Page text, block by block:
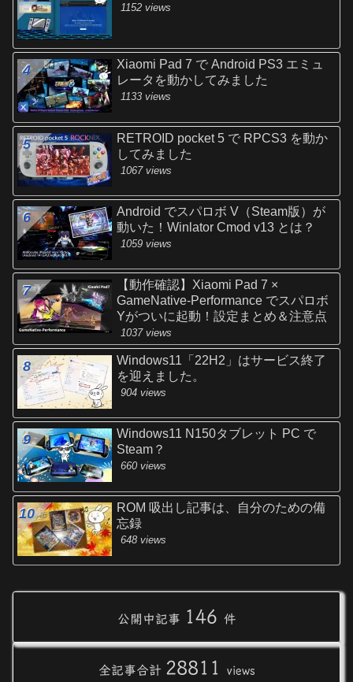
1152 views
Xiaomi Pad 7 で Android PS3 エミュ
レータを動かしてみました
1133 views
RETROID pocket 5 で RPCS3 を動か
してみました
1067 views
Android でスパロボ V（Steam版）が
動いた！Winlator Cmod v13 とは？
1059 views
【動作確認】Xiaomi Pad 7 ×
GameNative-Performance でスパロボ
Yがついに起動！設定まとめ＆注意点
1037 views
Windows11「22H2」はサービス終了
を迎えました。
904 views
Windows11 N150タブレット PC で
Steam？
660 views
ROM 吸出し記事は、自分のための備
忘録
648 views
公開中記事 146 件
全記事合計 28811 views